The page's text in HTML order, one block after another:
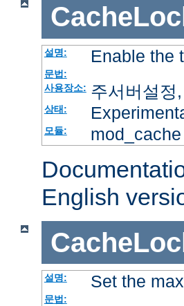
설명: Enable the
문법:
사용장소: 주서버설정
상태:
모듈: mod_cache
English
설명: Set the
문법: